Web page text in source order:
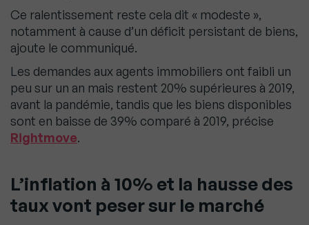
Ce ralentissement reste cela dit « modeste »,
notamment à cause d’un déficit persistant de biens,
ajoute le communiqué.
Les demandes aux agents immobiliers ont faibli un
peu sur un an mais restent 20% supérieures à 2019,
avant la pandémie, tandis que les biens disponibles
sont en baisse de 39% comparé à 2019, précise
Rightmove.
L’inflation à 10% et la hausse des
taux vont peser sur le marché